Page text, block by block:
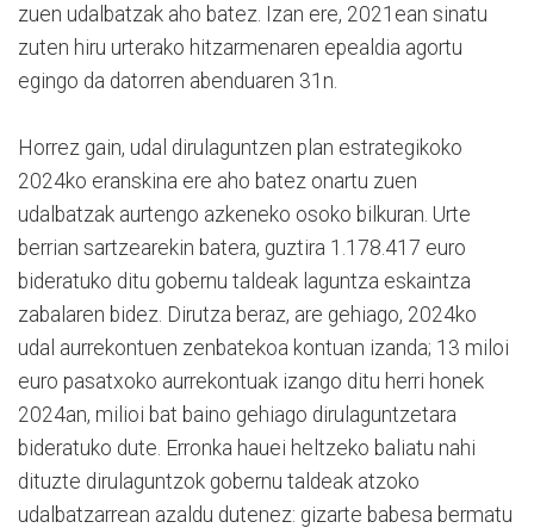
zuen udalbatzak aho batez. Izan ere, 2021ean sinatu
zuten hiru urterako hitzarmenaren epealdia agortu
egingo da datorren abenduaren 31n.
Horrez gain, udal dirulaguntzen plan estrategikoko
2024ko eranskina ere aho batez onartu zuen
udalbatzak aurtengo azkeneko osoko bilkuran. Urte
berrian sartzearekin batera, guztira 1.178.417 euro
bideratuko ditu gobernu taldeak laguntza eskaintza
zabalaren bidez. Dirutza beraz, are gehiago, 2024ko
udal aurrekontuen zenbatekoa kontuan izanda; 13 miloi
euro pasatxoko aurrekontuak izango ditu herri honek
2024an, milioi bat baino gehiago dirulaguntzetara
bideratuko dute. Erronka hauei heltzeko baliatu nahi
dituzte dirulaguntzok gobernu taldeak atzoko
udalbatzarrean azaldu dutenez: gizarte babesa bermatu